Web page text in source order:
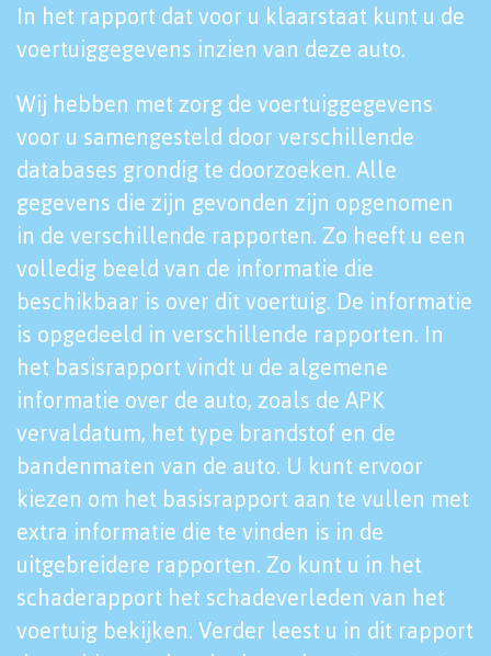
In het rapport dat voor u klaarstaat kunt u de
voertuiggegevens inzien van deze auto.
Wij hebben met zorg de voertuiggegevens
voor u samengesteld door verschillende
databases grondig te doorzoeken. Alle
gegevens die zijn gevonden zijn opgenomen
in de verschillende rapporten. Zo heeft u een
volledig beeld van de informatie die
beschikbaar is over dit voertuig. De informatie
is opgedeeld in verschillende rapporten. In
het basisrapport vindt u de algemene
informatie over de auto, zoals de APK
vervaldatum, het type brandstof en de
bandenmaten van de auto. U kunt ervoor
kiezen om het basisrapport aan te vullen met
extra informatie die te vinden is in de
uitgebreidere rapporten. Zo kunt u in het
schaderapport het schadeverleden van het
voertuig bekijken. Verder leest u in dit rapport